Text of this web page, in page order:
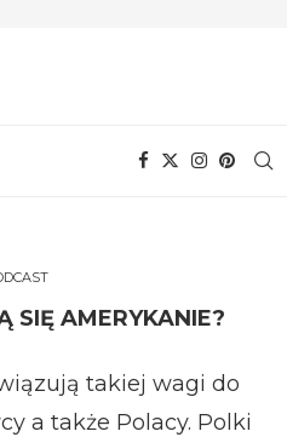
SIĘ AMERYKANIE?
takiej wagi do
a także Polacy. Polki